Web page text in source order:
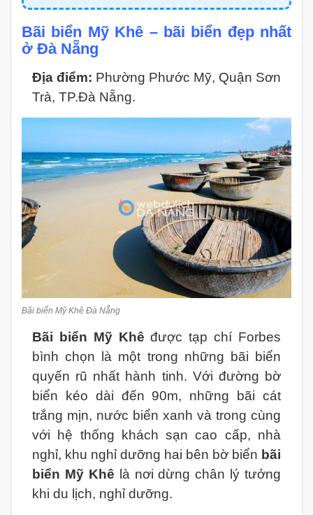
Bãi biển Mỹ Khê – bãi biển đẹp nhất
ở Đà Nẵng
Địa điểm: Phường Phước Mỹ, Quận Sơn
Trà, TP.Đà Nẵng.
Bãi biển Mỹ Khê Đà Nẵng
Bãi biển Mỹ Khê được tạp chí Forbes
bình chọn là một trong những bãi biển
quyến rũ nhất hành tinh. Với đường bờ
biển kéo dài đến 90m, những bãi cát
trắng mịn, nước biển xanh và trong cùng
với hệ thống khách sạn cao cấp, nhà
nghỉ, khu nghỉ dưỡng hai bên bờ biển bãi
biển Mỹ Khê là nơi dừng chân lý tưởng
khi du lịch, nghỉ dưỡng.